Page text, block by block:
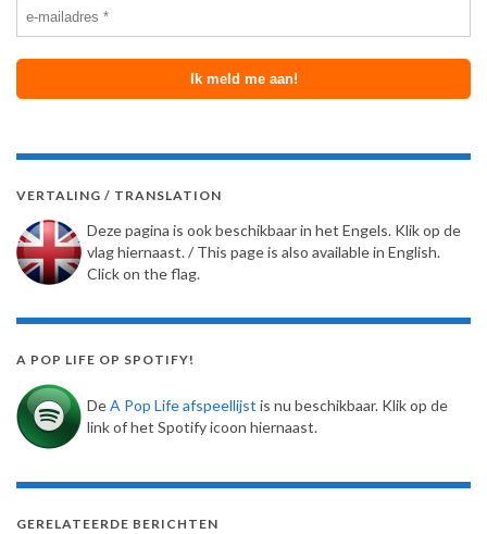
VERTALING / TRANSLATION
Deze pagina is ook beschikbaar in het Engels. Klik op de
vlag hiernaast. / This page is also available in English.
Click on the flag.
A POP LIFE OP SPOTIFY!
DeA Pop Life afspeellijst is nu beschikbaar. Klik op de
link of het Spotify icoon hiernaast.
GERELATEERDE BERICHTEN